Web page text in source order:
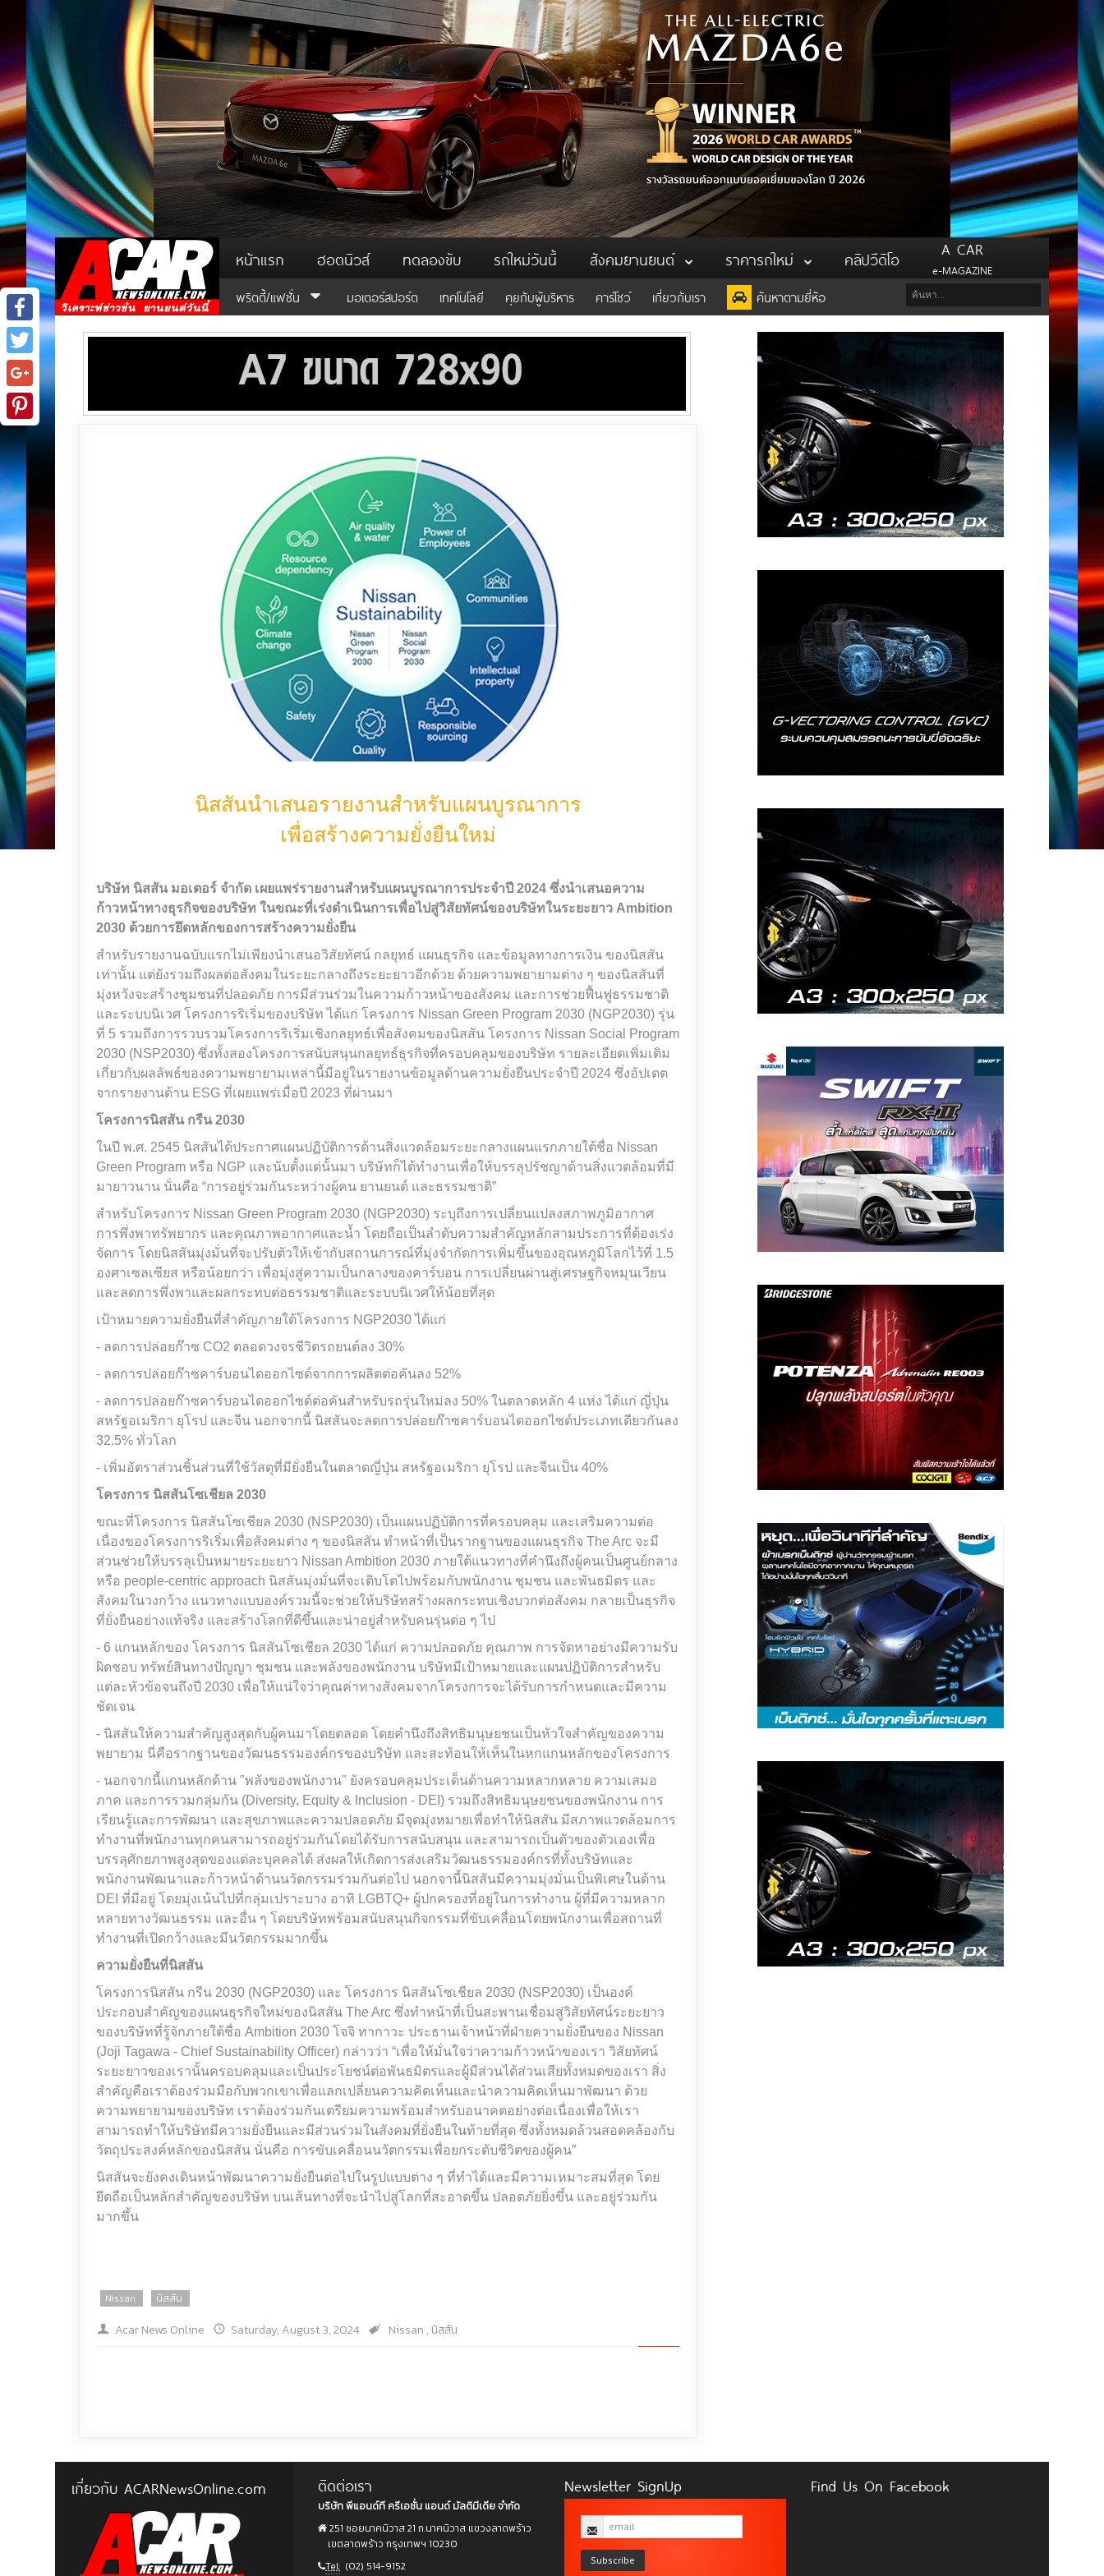
หน้าแรก ฮอตนิวส์ ทดลองขับ รถใหม่วันนี้ สังคมยานยนต์ ราคารถใหม่ คลิปวีดิโอ A CAR
e-MAGAZINE
พริตตี้/แฟชั่น มอเตอร์สปอร์ต เทคโนโลยี คุยกับผู้บริหาร คาร์โชว์ เกี่ยวกับเรา ค้นหาตามยี่ห้อ
Facebook
Twitter
Google+
นิสสันนำเสนอรายงานสำหรับแผนบูรณาการ
เพื่อสร้างความยั่งยืนใหม่
บริษัท นิสสัน มอเตอร์ จำกัด เผยแพร่รายงานสำหรับแผนบูรณาการประจำปี 2024 ซึ่งนำเสนอความ
ก้าวหน้าทางธุรกิจของบริษัท ในขณะที่เร่งดำเนินการเพื่อไปสู่วิสัยทัศน์ของบริษัทในระยะยาว Ambition
2030 ด้วยการยึดหลักของการสร้างความยั่งยืน
สำหรับรายงานฉบับแรกไม่เพียงนำเสนอวิสัยทัศน์ กลยุทธ์ แผนธุรกิจ และข้อมูลทางการเงิน ของนิสสัน
เท่านั้น แต่ยังรวมถึงผลต่อสังคมในระยะกลางถึงระยะยาวอีกด้วย ด้วยความพยายามต่าง ๆ ของนิสสันที่
มุ่งหวังจะสร้างชุมชนที่ปลอดภัย การมีส่วนร่วมในความก้าวหน้าของสังคม และการช่วยฟื้นฟูธรรมชาติ
และระบบนิเวศ โครงการริเริ่มของบริษัท ได้แก่ โครงการ Nissan Green Program 2030 (NGP2030) รุ่น
ที่ 5 รวมถึงการรวบรวมโครงการริเริ่มเชิงกลยุทธ์เพื่อสังคมของนิสสัน โครงการ Nissan Social Program
2030 (NSP2030) ซึ่งทั้งสองโครงการสนับสนุนกลยุทธ์ธุรกิจที่ครอบคลุมของบริษัท รายละเอียดเพิ่มเติม
เกี่ยวกับผลลัพธ์ของความพยายามเหล่านี้มีอยู่ในรายงานข้อมูลด้านความยั่งยืนประจำปี 2024 ซึ่งอัปเดต
จากรายงานด้าน ESG ที่เผยแพร่เมื่อปี 2023 ที่ผ่านมา
โครงการนิสสัน กรีน 2030
ในปี พ.ศ. 2545 นิสสันได้ประกาศแผนปฏิบัติการด้านสิ่งแวดล้อมระยะกลางแผนแรกภายใต้ชื่อ Nissan
Green Program หรือ NGP และนับตั้งแต่นั้นมา บริษัทก็ได้ทำงานเพื่อให้บรรลุปรัชญาด้านสิ่งแวดล้อมที่มี
มายาวนาน นั่นคือ “การอยู่ร่วมกันระหว่างผู้คน ยานยนต์ และธรรมชาติ”
สำหรับโครงการ Nissan Green Program 2030 (NGP2030) ระบุถึงการเปลี่ยนแปลงสภาพภูมิอากาศ
การพึ่งพาทรัพยากร และคุณภาพอากาศและน้ำ โดยถือเป็นลำดับความสำคัญหลักสามประการที่ต้องเร่ง
จัดการ โดยนิสสันมุ่งมั่นที่จะปรับตัวให้เข้ากับสถานการณ์ที่มุ่งจำกัดการเพิ่มขึ้นของอุณหภูมิโลกไว้ที่ 1.5
องศาเซลเซียส หรือน้อยกว่า เพื่อมุ่งสู่ความเป็นกลางของคาร์บอน การเปลี่ยนผ่านสู่เศรษฐกิจหมุนเวียน
และลดการพึ่งพาและผลกระทบต่อธรรมชาติและระบบนิเวศให้น้อยที่สุด
เป้าหมายความยั่งยืนที่สำคัญภายใต้โครงการ NGP2030 ได้แก่
- ลดการปล่อยก๊าซ CO2 ตลอดวงจรชีวิตรถยนต์ลง 30%
- ลดการปล่อยก๊าซคาร์บอนไดออกไซด์จากการผลิตต่อคันลง 52%
- ลดการปล่อยก๊าซคาร์บอนไดออกไซด์ต่อคันสำหรับรถรุ่นใหม่ลง 50% ในตลาดหลัก 4 แห่ง ได้แก่ ญี่ปุ่น
สหรัฐอเมริกา ยุโรป และจีน นอกจากนี้ นิสสันจะลดการปล่อยก๊าซคาร์บอนไดออกไซด์ประเภทเดียวกันลง
32.5% ทั่วโลก
- เพิ่มอัตราส่วนชิ้นส่วนที่ใช้วัสดุที่มียั่งยืนในตลาดญี่ปุ่น สหรัฐอเมริกา ยุโรป และจีนเป็น 40%
โครงการ นิสสันโซเชียล 2030
ขณะที่โครงการ นิสสันโซเชียล 2030 (NSP2030) เป็นแผนปฏิบัติการที่ครอบคลุม และเสริมความต่อ
เนื่องของโครงการริเริ่มเพื่อสังคมต่าง ๆ ของนิสสัน ทำหน้าที่เป็นรากฐานของแผนธุรกิจ The Arc จะมี
ส่วนช่วยให้บรรลุเป็นหมายระยะยาว Nissan Ambition 2030 ภายใต้แนวทางที่คำนึงถึงผู้คนเป็นศูนย์กลาง
หรือ people-centric approach นิสสันมุ่งมั่นที่จะเติบโตไปพร้อมกับพนักงาน ชุมชน และพันธมิตร และ
สังคมในวงกว้าง แนวทางแบบองค์รวมนี้จะช่วยให้บริษัทสร้างผลกระทบเชิงบวกต่อสังคม กลายเป็นธุรกิจ
ที่ยั่งยืนอย่างแท้จริง และสร้างโลกที่ดีขึ้นและน่าอยู่สำหรับคนรุ่นต่อ ๆ ไป
- 6 แกนหลักของ โครงการ นิสสันโซเชียล 2030 ได้แก่ ความปลอดภัย คุณภาพ การจัดหาอย่างมีความรับ
ผิดชอบ ทรัพย์สินทางปัญญา ชุมชน และพลังของพนักงาน บริษัทมีเป้าหมายและแผนปฏิบัติการสำหรับ
แต่ละหัวข้อจนถึงปี 2030 เพื่อให้แน่ใจว่าคุณค่าทางสังคมจากโครงการจะได้รับการกำหนดและมีความ
ชัดเจน
- นิสสันให้ความสำคัญสูงสุดกับผู้คนมาโดยตลอด โดยคำนึงถึงสิทธิมนุษยชนเป็นหัวใจสำคัญของความ
พยายาม นี่คือรากฐานของวัฒนธรรมองค์กรของบริษัท และสะท้อนให้เห็นในหกแกนหลักของโครงการ
- นอกจากนี้แกนหลักด้าน "พลังของพนักงาน" ยังครอบคลุมประเด็นด้านความหลากหลาย ความเสมอ
ภาค และการรวมกลุ่มกัน (Diversity, Equity & Inclusion - DEI) รวมถึงสิทธิมนุษยชนของพนักงาน การ
เรียนรู้และการพัฒนา และสุขภาพและความปลอดภัย มีจุดมุ่งหมายเพื่อทำให้นิสสัน มีสภาพแวดล้อมการ
ทำงานที่พนักงานทุกคนสามารถอยู่ร่วมกันโดยได้รับการสนับสนุน และสามารถเป็นตัวของตัวเองเพื่อ
บรรลุศักยภาพสูงสุดของแต่ละบุคคลได้ ส่งผลให้เกิดการส่งเสริมวัฒนธรรมองค์กรที่ทั้งบริษัทและ
พนักงานพัฒนาและก้าวหน้าด้านนวัตกรรมร่วมกันต่อไป นอกจานี้นิสสันมีความมุ่งมั่นเป็นพิเศษในด้าน
DEI ที่มีอยู่ โดยมุ่งเน้นไปที่กลุ่มเปราะบาง อาทิ LGBTQ+ ผู้ปกครองที่อยู่ในการทำงาน ผู้ที่มีความหลาก
หลายทางวัฒนธรรม และอื่น ๆ โดยบริษัทพร้อมสนับสนุนกิจกรรมที่ขับเคลื่อนโดยพนักงานเพื่อสถานที่
ทำงานที่เปิดกว้างและมีนวัตกรรมมากขึ้น
ความยั่งยืนที่นิสสัน
โครงการนิสสัน กรีน 2030 (NGP2030) และ โครงการ นิสสันโซเชียล 2030 (NSP2030) เป็นองค์
ประกอบสำคัญของแผนธุรกิจใหม่ของนิสสัน The Arc ซึ่งทำหน้าที่เป็นสะพานเชื่อมสู่วิสัยทัศน์ระยะยาว
ของบริษัทที่รู้จักภายใต้ชื่อ Ambition 2030 โจจิ ทากาวะ ประธานเจ้าหน้าที่ฝ่ายความยั่งยืนของ Nissan
(Joji Tagawa - Chief Sustainability Officer) กล่าวว่า “เพื่อให้มั่นใจว่าความก้าวหน้าของเรา วิสัยทัศน์
ระยะยาวของเรานั้นครอบคลุมและเป็นประโยชน์ต่อพันธมิตรและผู้มีส่วนได้ส่วนเสียทั้งหมดของเรา สิ่ง
สำคัญคือเราต้องร่วมมือกับพวกเขาเพื่อแลกเปลี่ยนความคิดเห็นและนำความคิดเห็นมาพัฒนา ด้วย
ความพยายามของบริษัท เราต้องร่วมกันเตรียมความพร้อมสำหรับอนาคตอย่างต่อเนื่องเพื่อให้เรา
สามารถทำให้บริษัทมีความยั่งยืนและมีส่วนร่วมในสังคมที่ยั่งยืนในท้ายที่สุด ซึ่งทั้งหมดล้วนสอดคล้องกับ
วัตถุประสงค์หลักของนิสสัน นั่นคือ การขับเคลื่อนนวัตกรรมเพื่อยกระดับชีวิตของผู้คน”
นิสสันจะยังคงเดินหน้าพัฒนาความยั่งยืนต่อไปในรูปแบบต่าง ๆ ที่ทำได้และมีความเหมาะสมที่สุด โดย
ยึดถือเป็นหลักสำคัญของบริษัท บนเส้นทางที่จะนำไปสู่โลกที่สะอาดขึ้น ปลอดภัยยิ่งขึ้น และอยู่ร่วมกัน
มากขึ้น
Nissan นิสสัน
Acar News Online Saturday, August 3, 2024 Nissan , นิสสัน
เกี่ยวกับ ACARNewsOnline.com ติดต่อเรา
บริษัท พีแอนด์ที ครีเอชั่น แอนด์ มัลติมีเดีย จำกัด
251 ซอยนาคนิวาส 21 ถ.นาคนิวาส แขวงลาดพร้าว
เขตลาดพร้าว กรุงเทพฯ 10230
Tel: (02) 514-9152
Newsletter SignUp
Subscribe
Find Us On Facebook